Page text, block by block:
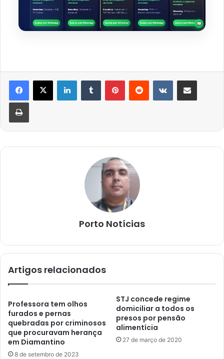
LinkedinTumblr PinterestReddit VK Compartilhar via e-mail
Imprimir
Porto Notícias
Artigos relacionados
Professora tem olhos
furados e pernas
quebradas por criminosos
que procuravam herança
em Diamantino
8 de setembro de 2023
STJ concede regime
domiciliar a todos os
presos por pensão
alimentícia
27 de março de 2020